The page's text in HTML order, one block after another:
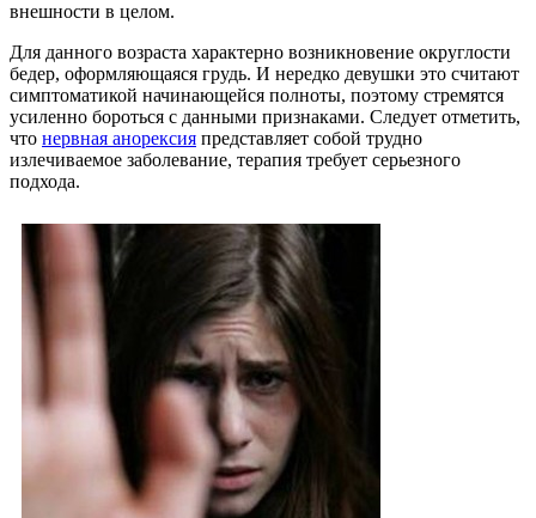
внешности в целом.
Для данного возраста характерно возникновение округлости
бедер, оформляющаяся грудь. И нередко девушки это считают
симптоматикой начинающейся полноты, поэтому стремятся
усиленно бороться с данными признаками. Следует отметить,
что нервная анорексия представляет собой трудно
излечиваемое заболевание, терапия требует серьезного
подхода.